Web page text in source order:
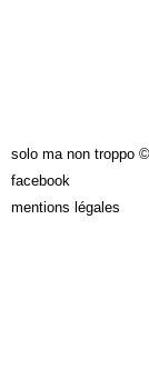
solo ma non troppo ©
facebook
mentions légales